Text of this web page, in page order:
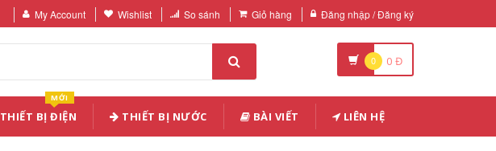
My Account Wishlist So sánh Giỏ hàng Đăng nhập / Đăng ký
0 0 Đ
THIẾT BỊ ĐIỆN
MỚI
THIẾT BỊ NƯỚC BÀI VIẾT LIÊN HỆ